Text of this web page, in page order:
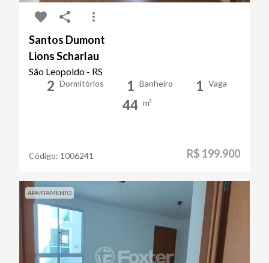
Santos Dumont
Lions Scharlau
São Leopoldo - RS
2 Dormitórios 1 Banheiro 1 Vaga
44 m²
Código: 1006241 R$ 199.900
APARTAMENTO